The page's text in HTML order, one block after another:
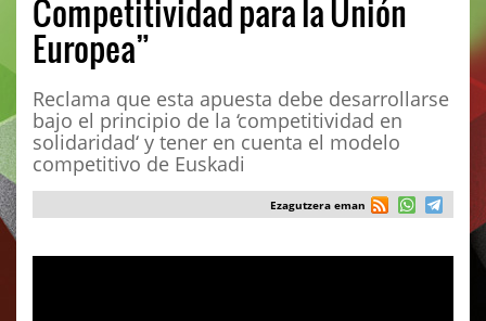
Competitividad para la Unión
Europea”
Reclama que esta apuesta debe desarrollarse
bajo el principio de la ‘competitividad en
solidaridad‘ y tener en cuenta el modelo
competitivo de Euskadi
Ezagutzera eman